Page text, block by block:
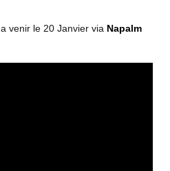
a venir le 20 Janvier via Napalm